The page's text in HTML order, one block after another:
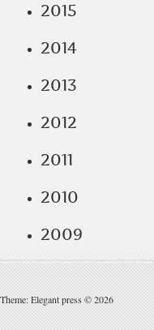
2015
2014
2013
2012
2011
2010
2009
Theme: Elegant press © 2026